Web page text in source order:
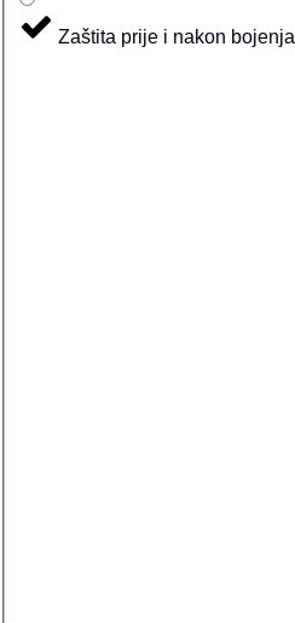
Zaštita prije i nakon bojenja